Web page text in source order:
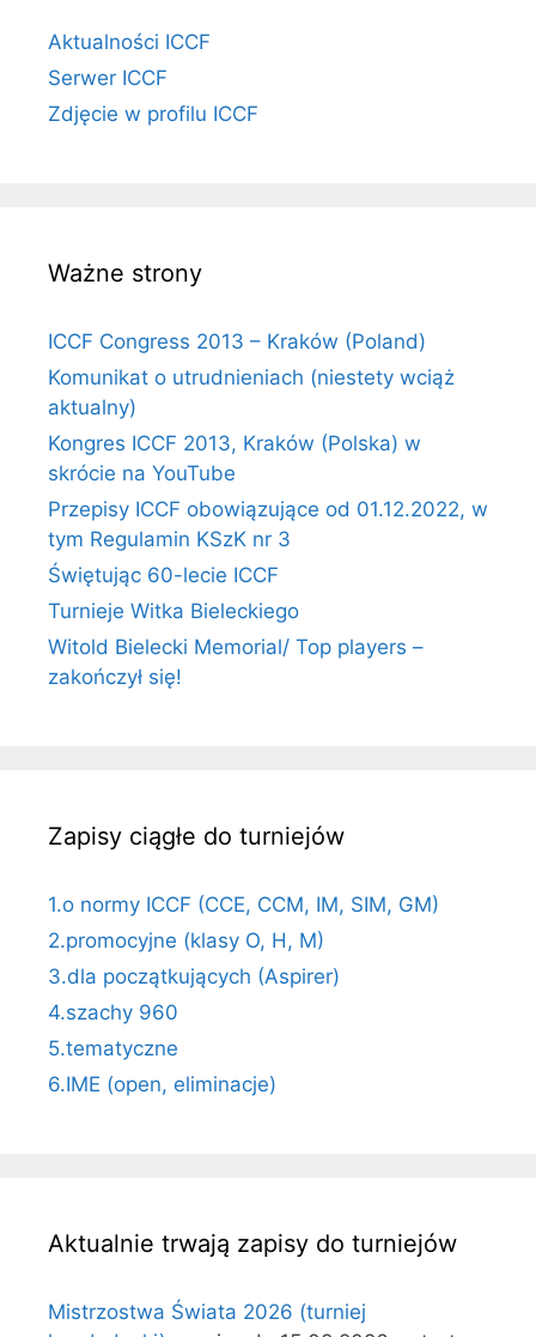
Aktualności ICCF
Serwer ICCF
Zdjęcie w profilu ICCF
Ważne strony
ICCF Congress 2013 – Kraków (Poland)
Komunikat o utrudnieniach (niestety wciąż
aktualny)
Kongres ICCF 2013, Kraków (Polska) w
skrócie na YouTube
Przepisy ICCF obowiązujące od 01.12.2022, w
tym Regulamin KSzK nr 3
Świętując 60-lecie ICCF
Turnieje Witka Bieleckiego
Witold Bielecki Memorial/ Top players –
zakończył się!
Zapisy ciągłe do turniejów
1.o normy ICCF (CCE, CCM, IM, SIM, GM)
2.promocyjne (klasy O, H, M)
3.dla początkujących (Aspirer)
4.szachy 960
5.tematyczne
6.IME (open, eliminacje)
Aktualnie trwają zapisy do turniejów
Mistrzostwa Świata 2026 (turniej